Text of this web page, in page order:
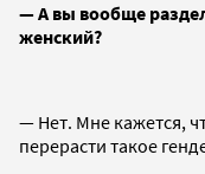
— А вы вообще
женский?
— Нет. Мне кажется,
перерасти такое